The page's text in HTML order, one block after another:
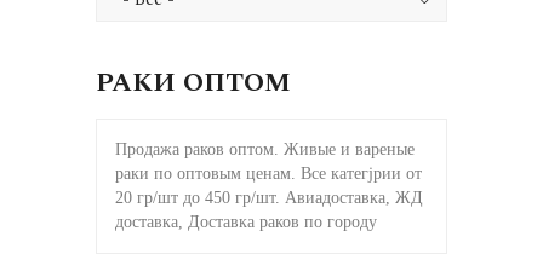
РАКИ ОПТОМ
Продажа раков оптом. Живые и вареные
раки по оптовым ценам. Все категjрии от
20 гр/шт до 450 гр/шт. Авиадоставка, ЖД
доставка, Доставка раков по городу